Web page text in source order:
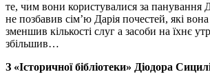
те, чим вони користувалися за панування
не позбавив сім’ю Дарія почестей, які
зменшив кількості слуг а засоби на їхнє
збільшив…
З «Історичної бібліотеки» Діодора